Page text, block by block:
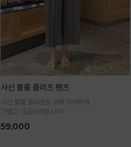
사선 볼륨 플리츠 팬츠
사선 볼륨 플리츠로 더욱 우아하게
가볍고 고급스러움 UP!
59,000